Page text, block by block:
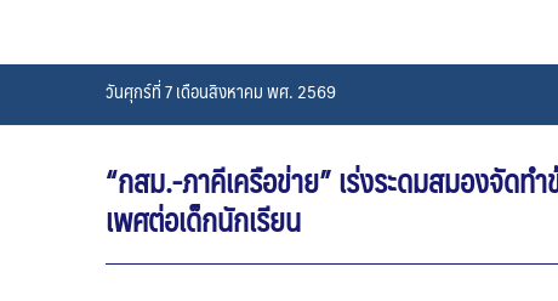
วันศุกร์ที่ 7 เดือนสิงหาคม พศ. 2569
“กสม.-ภาคีเครือข่าย” เร่งระดมสมองจัดท
เพศต่อเด็กนักเรียน